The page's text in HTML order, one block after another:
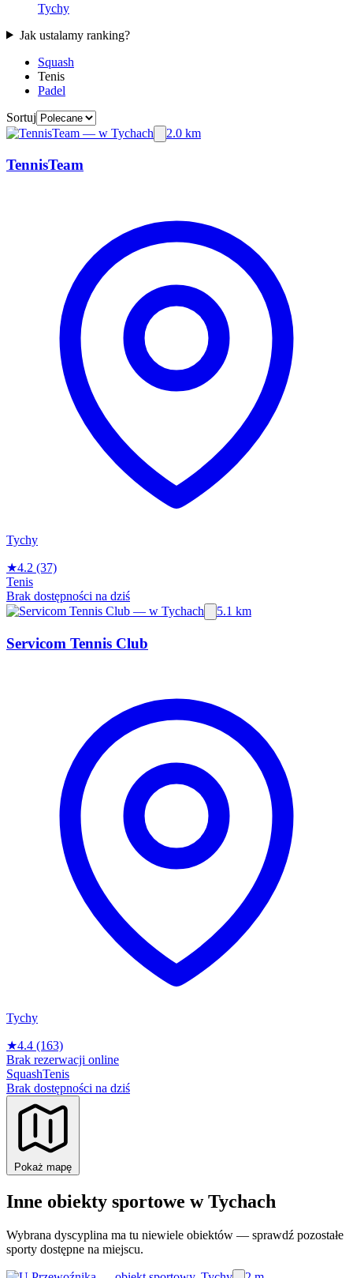
Tychy
Jak ustalamy ranking?
Squash
Tenis
Padel
Sortuj
2.0 km
TennisTeam
Tychy
★4.2 (37)
Tenis
Brak dostępności na dziś
5.1 km
Servicom Tennis Club
Tychy
★4.4 (163)
Brak rezerwacji online
SquashTenis
Brak dostępności na dziś
Pokaż mapę
Inne obiekty sportowe w Tychach
Wybrana dyscyplina ma tu niewiele obiektów — sprawdź pozostałe
sporty dostępne na miejscu.